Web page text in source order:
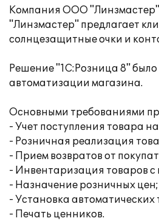
Компания ООО "Линзмастер"
"Линзмастер" предлагает
солнцезащитные очки и
Решение "1С:Розница 8"
автоматизации магазина.
Основными требованиями
- Учет поступления товара
- Розничная реализация
- Прием возвратов от
- Инвентаризация товаров
- Назначение розничных цен;
- Установка
- Печать ценников.